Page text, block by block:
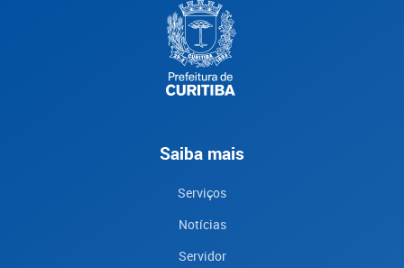
Saiba mais
Serviços
Notícias
Servidor